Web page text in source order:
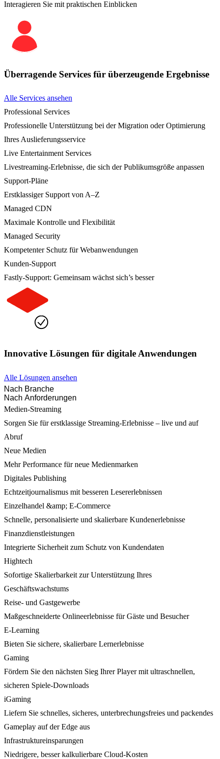
Interagieren Sie mit praktischen Einblicken
Überragende Services für überzeugende Ergebnisse
Alle Services ansehen
Professional Services
Professionelle Unterstützung bei der Migration oder Optimierung
Ihres Auslieferungsservice
Live Entertainment Services
Livestreaming-Erlebnisse, die sich der Publikumsgröße anpassen
Support-Pläne
Erstklassiger Support von A–Z
Managed CDN
Maximale Kontrolle und Flexibilität
Managed Security
Kompetenter Schutz für Webanwendungen
Kunden-Support
Fastly-Support: Gemeinsam wächst sich’s besser
Innovative Lösungen für digitale Anwendungen
Alle Lösungen ansehen
Nach Branche
Nach Anforderungen
Medien-Streaming
Sorgen Sie für erstklassige Streaming-Erlebnisse – live und auf
Abruf
Neue Medien
Mehr Performance für neue Medienmarken
Digitales Publishing
Echtzeitjournalismus mit besseren Lesererlebnissen
Einzelhandel &amp; E-Commerce
Schnelle, personalisierte und skalierbare Kundenerlebnisse
Finanzdienstleistungen
Integrierte Sicherheit zum Schutz von Kundendaten
Hightech
Sofortige Skalierbarkeit zur Unterstützung Ihres
Geschäftswachstums
Reise- und Gastgewerbe
Maßgeschneiderte Onlineerlebnisse für Gäste und Besucher
E-Learning
Bieten Sie sichere, skalierbare Lernerlebnisse
Gaming
Fördern Sie den nächsten Sieg Ihrer Player mit ultraschnellen,
sicheren Spiele-Downloads
iGaming
Liefern Sie schnelles, sicheres, unterbrechungsfreies und packendes
Gameplay auf der Edge aus
Infrastruktureinsparungen
Niedrigere, besser kalkulierbare Cloud-Kosten